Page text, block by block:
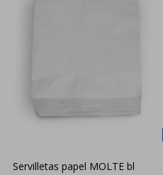
Servilletas papel MOLTE bl